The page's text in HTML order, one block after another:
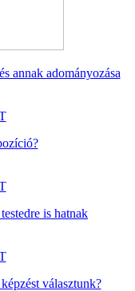
annak adományozása
is hatnak
választunk?